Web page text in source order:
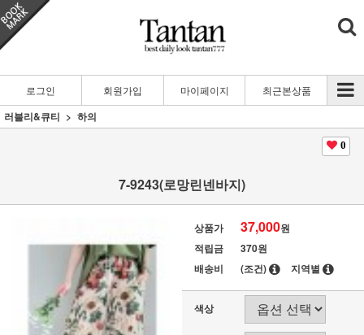
로그인 회원가입 마이페이지 최근본상품
러블리&큐티 하의
0
7-9243(로망린넨바지)
상품가 37,000원
적립금
370원
배송비
(조건) 지역별
색상